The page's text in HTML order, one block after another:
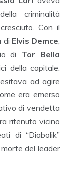
criminalità
Con il
di Elvis Demce
di Tor Bella
della capitale.
ad agire
era emerso
di vendetta
ritenuto vicino
di “Diabolik”
del leader